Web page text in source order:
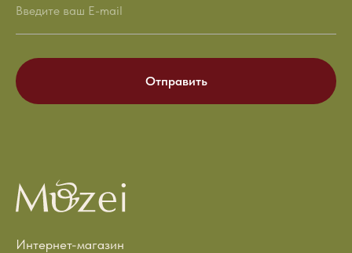
Отправить
Интернет-магазин